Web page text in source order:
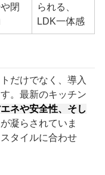
閉
られる、
LDK一体感
だけでなく、導入
。最新のキッチン
ネや安全性、そし
凝らされていま
タイルに合わせ